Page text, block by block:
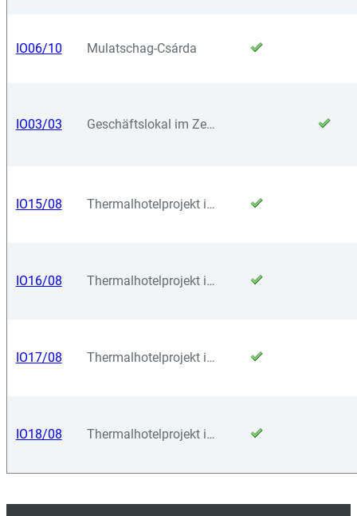
IO06/10 Mulatschag-Csárda
IO03/03 Geschäftslokal im Zentrum
IO15/08 Thermalhotelprojekt in Ungarn
IO16/08 Thermalhotelprojekt in Ungarn
IO17/08 Thermalhotelprojekt in Ungarn
IO18/08 Thermalhotelprojekt in Ungarn